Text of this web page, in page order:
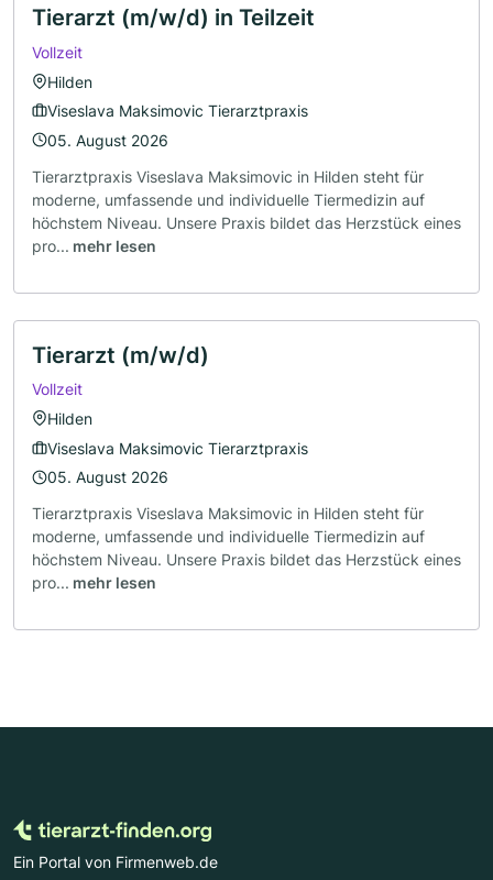
Tierarzt (m/w/d) in Teilzeit
Vollzeit
Hilden
Viseslava Maksimovic Tierarztpraxis
05. August 2026
Tierarztpraxis Viseslava Maksimovic in Hilden steht für
moderne, umfassende und individuelle Tiermedizin auf
höchstem Niveau. Unsere Praxis bildet das Herzstück eines
pro... mehr lesen
Tierarzt (m/w/d)
Vollzeit
Hilden
Viseslava Maksimovic Tierarztpraxis
05. August 2026
Tierarztpraxis Viseslava Maksimovic in Hilden steht für
moderne, umfassende und individuelle Tiermedizin auf
höchstem Niveau. Unsere Praxis bildet das Herzstück eines
pro... mehr lesen
Ein Portal von Firmenweb.de